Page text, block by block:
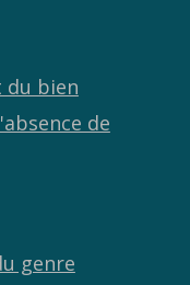
du bien
de
genre